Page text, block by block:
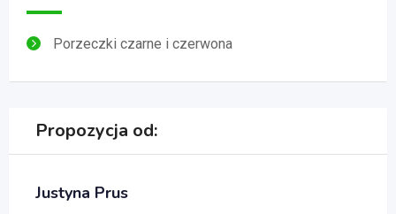
Porzeczki czarne i czerwona
Propozycja od:
Justyna Prus